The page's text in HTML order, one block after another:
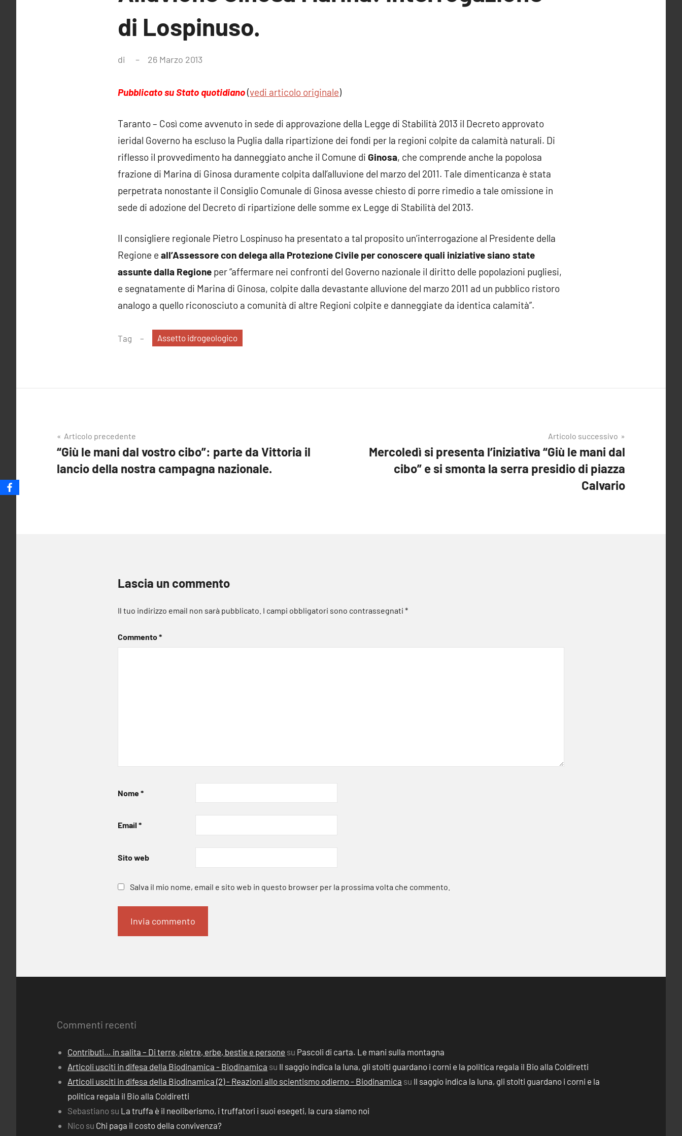
di Lospinuso.
di 26 Marzo 2013
Pubblicato su Stato quotidiano(vedi articolo originale)
Taranto – Così come avvenuto in sede di approvazione della Legge di Stabilità 2013 il Decreto approvato
ieridal Governo ha escluso la Puglia dalla ripartizione dei fondi per la regioni colpite da calamità naturali. Di
riflesso il provvedimento ha danneggiato anche il Comune di Ginosa, che comprende anche la popolosa
frazione di Marina di Ginosa duramente colpita dall’alluvione del marzo del 2011. Tale dimenticanza è stata
perpetrata nonostante il Consiglio Comunale di Ginosa avesse chiesto di porre rimedio a tale omissione in
sede di adozione del Decreto di ripartizione delle somme ex Legge di Stabilità del 2013.
Il consigliere regionale Pietro Lospinuso ha presentato a tal proposito un’interrogazione al Presidente della
Regione e all’Assessore con delega alla Protezione Civile per conoscere quali iniziative siano state
assunte dalla Regione per “affermare nei confronti del Governo nazionale il diritto delle popolazioni pugliesi,
e segnatamente di Marina di Ginosa, colpite dalla devastante alluvione del marzo 2011 ad un pubblico ristoro
analogo a quello riconosciuto a comunità di altre Regioni colpite e danneggiate da identica calamità”.
Tag Assetto idrogeologico
Navigazione
articoli
Articolo precedente
“Giù le mani dal vostro cibo”: parte da Vittoria il
lancio della nostra campagna nazionale.
Articolo successivo
Mercoledì si presenta l’iniziativa “Giù le mani dal
cibo” e si smonta la serra presidio di piazza
Calvario
Lascia un commento
Il tuo indirizzo email non sarà pubblicato. I campi obbligatori sono contrassegnati *
Commento*
Nome*
Email *
Sito web
Salva il mio nome, email e sito web in questo browser per la prossima volta che commento.
Commenti recenti
Contributi… in salita – Di terre, pietre, erbe, bestie e persone su Pascoli di carta. Le mani sulla montagna
Articoli usciti in difesa della Biodinamica - Biodinamica su Il saggio indica la luna, gli stolti guardano i corni e la politica regala il Bio alla Coldiretti
Articoli usciti in difesa della Biodinamica (2) - Reazioni allo scientismo odierno - Biodinamica su Il saggio indica la luna, gli stolti guardano i corni e la
politica regala il Bio alla Coldiretti
Sebastiano su La truffa è il neoliberismo, i truffatori i suoi esegeti, la cura siamo noi
Nico su Chi paga il costo della convivenza?